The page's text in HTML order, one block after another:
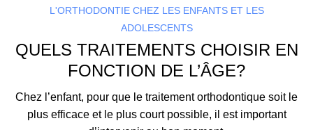
L'ORTHODONTIE CHEZ LES ENFANTS ET LES
ADOLESCENTS
QUELS TRAITEMENTS CHOISIR EN
FONCTION DE L’ÂGE?
Chez l’enfant, pour que le traitement orthodontique soit le
plus efficace et le plus court possible, il est important